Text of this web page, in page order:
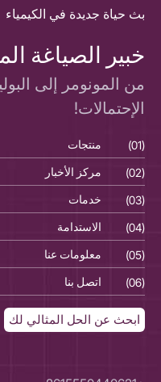
بث حياة جديدة في الكيمياء
خبير الصياغة
من المونومر إلى
الإحتمالات!
(01) منتجات
(02)
مركز الأخبار
(03)
خدمات
(04)
الاستدامة
(05)
معلومات عنا
(06)
اتصل بنا
ابحث عن الحل المثالي لك